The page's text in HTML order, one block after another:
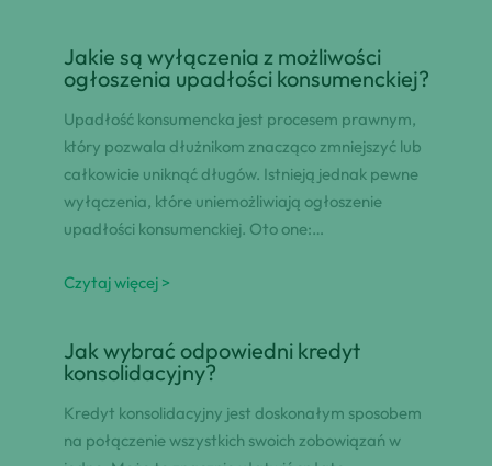
Jakie są wyłączenia z możliwości
ogłoszenia upadłości konsumenckiej?
Upadłość konsumencka jest procesem prawnym,
który pozwala dłużnikom znacząco zmniejszyć lub
całkowicie uniknąć długów. Istnieją jednak pewne
wyłączenia, które uniemożliwiają ogłoszenie
upadłości konsumenckiej. Oto one:…
Czytaj więcej >
Jak wybrać odpowiedni kredyt
konsolidacyjny?
Kredyt konsolidacyjny jest doskonałym sposobem
na połączenie wszystkich swoich zobowiązań w